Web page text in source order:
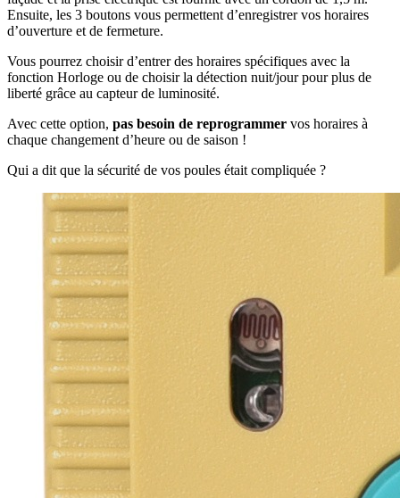
Ensuite, les 3 boutons vous permettent d’enregistrer vos horaires
d’ouverture et de fermeture.
Vous pourrez choisir d’entrer des horaires spécifiques avec la
fonction Horloge ou de choisir la détection nuit/jour pour plus de
liberté grâce au capteur de luminosité.
Avec cette option, pas besoin de reprogrammer vos horaires à
chaque changement d’heure ou de saison !
Qui a dit que la sécurité de vos poules était compliquée ?